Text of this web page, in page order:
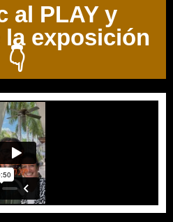
al PLAY y
exposición
👇